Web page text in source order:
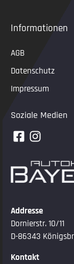
Addresse
Dornierstr. 10/11
D-86343
Kontakt
Informationen
AGB
Datenschutz
Impressum
Soziale Medien